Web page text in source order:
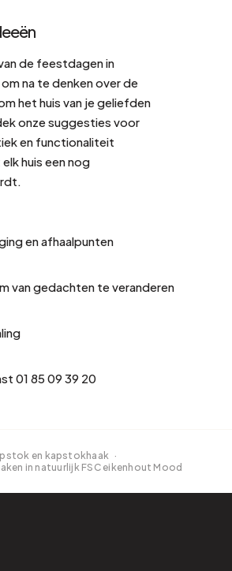
de feestdagen in
na te denken over de
het huis van je geliefden
onze suggesties voor
en functionaliteit
huis een nog
en afhaalpunten
van gedachten te veranderen
01 85 09 39 20
en kapstokhaak ·
in natuurlijk FSC eikenhout Mood